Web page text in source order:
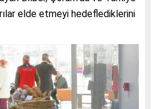
elde etmeyi hedeflediklerini